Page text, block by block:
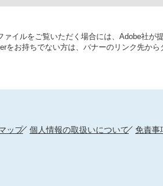
ァイルをご覧いただく場合には、Adobe社が
をお持ちでない方は、バナーのリンク先から
ップ 個人情報の取扱いについて 免責事